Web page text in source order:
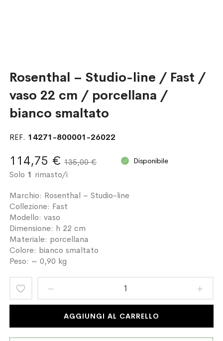
Rosenthal – Studio-line / Fast /
vaso 22 cm / porcellana /
bianco smaltato
REF. 14271-800001-26022
Solo 1 rimasto/i
114,75 € 135,00 € Disponibile
Marchio: Rosenthal – Studio-line
Collezione: Fast
Modello: vaso
Dimensione: h 22 cm
Materiale: porcellana
Colore: bianco smaltato
Peso: ~ 0,90 kg
Aggiungi
lista
AGGIUNGI AL CARRELLO